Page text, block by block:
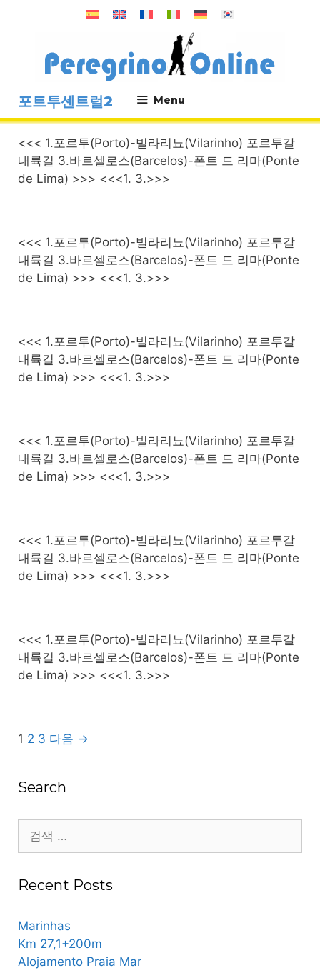
뛰
Menu
.
포트투센트럴2
<<< 1.포르투(Porto)-빌라리뇨(Vilarinho) 포르투갈
내륙길 3.바르셀로스(Barcelos)-폰트 드 리마(Ponte
de Lima) >>> <<<1. 3.>>>
<<< 1.포르투(Porto)-빌라리뇨(Vilarinho) 포르투갈
내륙길 3.바르셀로스(Barcelos)-폰트 드 리마(Ponte
de Lima) >>> <<<1. 3.>>>
<<< 1.포르투(Porto)-빌라리뇨(Vilarinho) 포르투갈
내륙길 3.바르셀로스(Barcelos)-폰트 드 리마(Ponte
de Lima) >>> <<<1. 3.>>>
<<< 1.포르투(Porto)-빌라리뇨(Vilarinho) 포르투갈
내륙길 3.바르셀로스(Barcelos)-폰트 드 리마(Ponte
de Lima) >>> <<<1. 3.>>>
<<< 1.포르투(Porto)-빌라리뇨(Vilarinho) 포르투갈
내륙길 3.바르셀로스(Barcelos)-폰트 드 리마(Ponte
de Lima) >>> <<<1. 3.>>>
<<< 1.포르투(Porto)-빌라리뇨(Vilarinho) 포르투갈
내륙길 3.바르셀로스(Barcelos)-폰트 드 리마(Ponte
de Lima) >>> <<<1. 3.>>>
Post
1 2 3 다음 →
Search
색:
Recent Posts
Marinhas
Km 27,1+200m
Alojamento Praia Mar